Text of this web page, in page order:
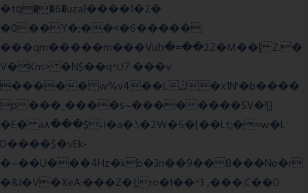
�tԛ��6�uzaІ����1�2�
�0��Y�;��<�6�����
���qm�����m���Vuհ�=��2Z�M��ɭ Z.�
V�Km> �N$��q^U7 ���v
����� w%v4��Lڭ�x1N'�b����
p���˿����s~��������SV�![|
�E� a٨���$˖I�a�.\�2W�5�[��Lt;�=w�L
D����$�vEk-
�~��U���4Hz�kb�3n��9��8���No�r
�&I�V�XeA:���Z�{;ro�I��^3 ,���;C��D